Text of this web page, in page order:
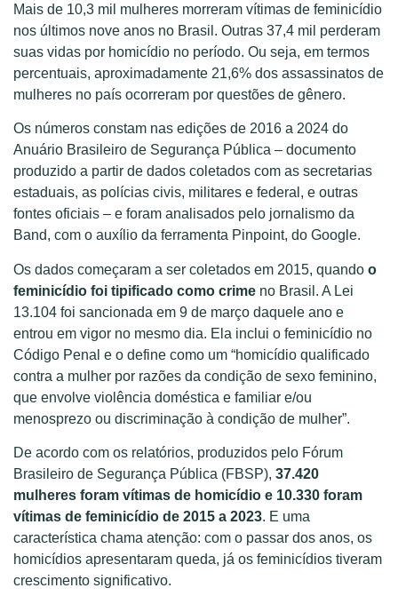
Mais de 10,3 mil mulheres morreram vítimas de feminicídio
nos últimos nove anos no Brasil. Outras 37,4 mil perderam
suas vidas por homicídio no período. Ou seja, em termos
percentuais, aproximadamente 21,6% dos assassinatos de
mulheres no país ocorreram por questões de gênero.
Os números constam nas edições de 2016 a 2024 do
Anuário Brasileiro de Segurança Pública – documento
produzido a partir de dados coletados com as secretarias
estaduais, as polícias civis, militares e federal, e outras
fontes oficiais – e foram analisados pelo jornalismo da
Band, com o auxílio da ferramenta Pinpoint, do Google.
Os dados começaram a ser coletados em 2015, quando o
feminicídio foi tipificado como crime no Brasil. A Lei
13.104 foi sancionada em 9 de março daquele ano e
entrou em vigor no mesmo dia. Ela inclui o feminicídio no
Código Penal e o define como um “homicídio qualificado
contra a mulher por razões da condição de sexo feminino,
que envolve violência doméstica e familiar e/ou
menosprezo ou discriminação à condição de mulher”.
De acordo com os relatórios, produzidos pelo Fórum
Brasileiro de Segurança Pública (FBSP), 37.420
mulheres foram vítimas de homicídio e 10.330 foram
vítimas de feminicídio de 2015 a 2023. E uma
característica chama atenção: com o passar dos anos, os
homicídios apresentaram queda, já os feminicídios tiveram
crescimento significativo.